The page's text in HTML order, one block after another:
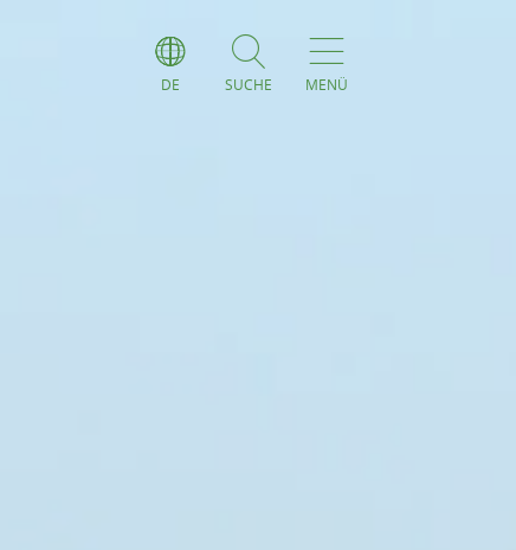
DE SUCHE MENÜ